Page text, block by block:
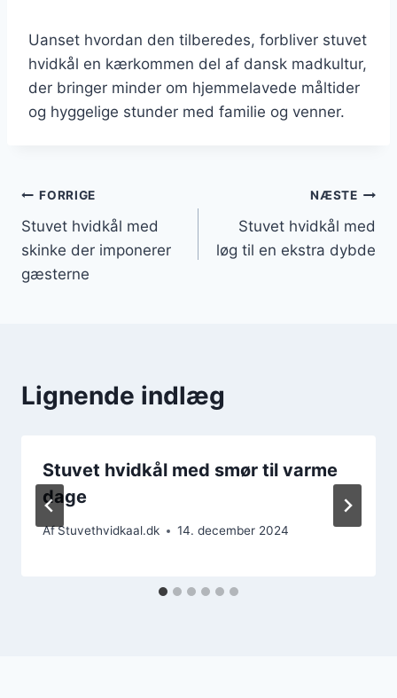
Uanset hvordan den tilberedes, forbliver stuvet
hvidkål en kærkommen del af dansk madkultur,
der bringer minder om hjemmelavede måltider
og hyggelige stunder med familie og venner.
Indlægsnavigation
FORRIGE
Stuvet hvidkål med
skinke der imponerer
gæsterne
NÆSTE
Stuvet hvidkål med
løg til en ekstra dybde
Lignende indlæg
Stuvet hvidkål med smør til varme
dage
AfStuvethvidkaal.dk 14. december 2024